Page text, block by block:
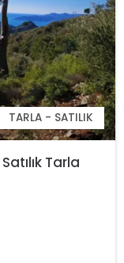
TARLA - SATILIK
Tarla